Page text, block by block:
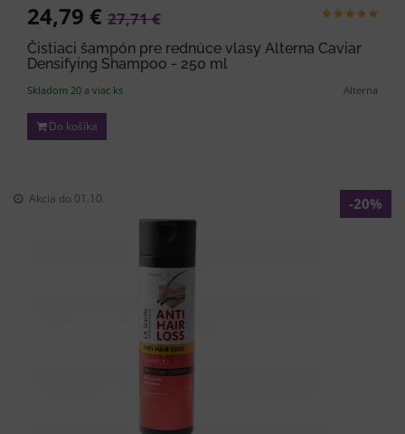
24,79 € 27,71 €
Čistiaci šampón pre rednúce vlasy Alterna Caviar
Densifying Shampoo - 250 ml
Alterna
Skladom 20 a viac ks
Do košíka
-20%
Akcia do 01.10.